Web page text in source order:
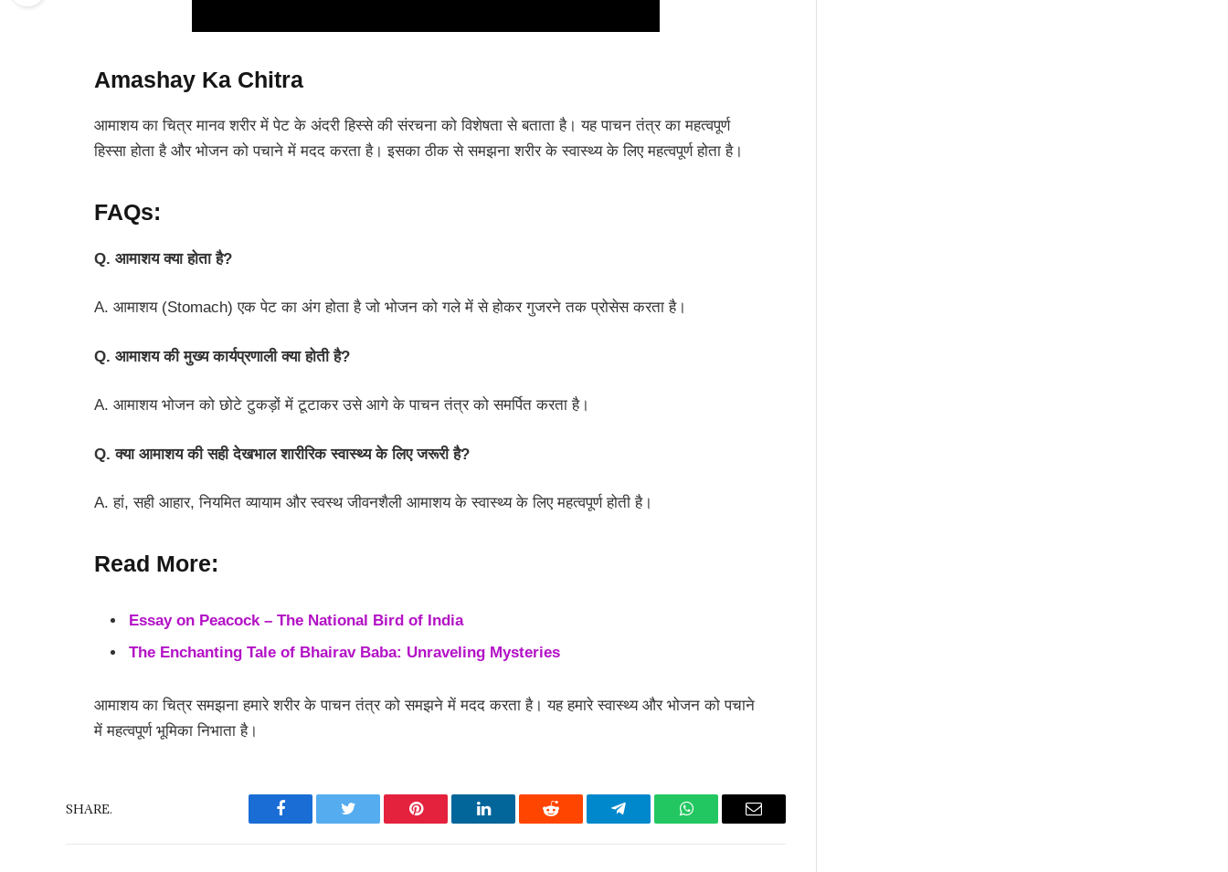
Amashay Ka Chitra
आमाशय का चित्र मानव शरीर में पेट के अंदरी हिस्से की संरचना को विशेषता से बताता है। यह पाचन तंत्र का महत्वपूर्ण
हिस्सा होता है और भोजन को पचाने में मदद करता है। इसका ठीक से समझना शरीर के स्वास्थ्य के लिए महत्वपूर्ण होता है।
FAQs:
Q. आमाशय क्या होता है?
A. आमाशय (Stomach) एक पेट का अंग होता है जो भोजन को गले में से होकर गुजरने तक प्रोसेस करता है।
Q. आमाशय की मुख्य कार्यप्रणाली क्या होती है?
A. आमाशय भोजन को छोटे टुकड़ों में टूटाकर उसे आगे के पाचन तंत्र को समर्पित करता है।
Q. क्या आमाशय की सही देखभाल शारीरिक स्वास्थ्य के लिए जरूरी है?
A. हां, सही आहार, नियमित व्यायाम और स्वस्थ जीवनशैली आमाशय के स्वास्थ्य के लिए महत्वपूर्ण होती है।
Read More:
Essay on Peacock – The National Bird of India
The Enchanting Tale of Bhairav Baba: Unraveling Mysteries
आमाशय का चित्र समझना हमारे शरीर के पाचन तंत्र को समझने में मदद करता है। यह हमारे स्वास्थ्य और भोजन को पचाने
में महत्वपूर्ण भूमिका निभाता है।
SHARE.
Facebook Twitter Pinterest LinkedIn Reddit Telegram WhatsAppEmail